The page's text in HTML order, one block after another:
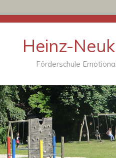
Heinz-
Förderschule